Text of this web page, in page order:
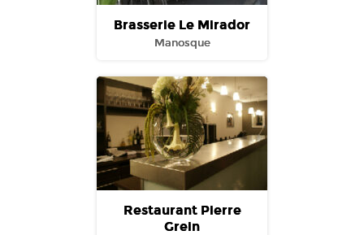
Brasserie Le Mirador
Manosque
Restaurant Pierre
Grein